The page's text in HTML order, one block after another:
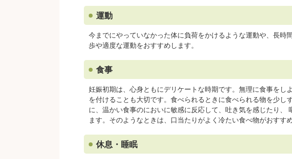
運動
今までにやっていなかった体に負荷をかけるような運動や、長時
歩や適度な運動をおすすめします。
食事
妊娠初期は、心身ともにデリケートな時期です。無理に食事をし
を付けることも大切です。食べられるときに食べられる物を少し
に、温かい食事のにおいに敏感に反応して、吐き気を感じたり、
ます。そのようなときは、口当たりがよく冷たい食べ物がおすすめ
休息・睡眠